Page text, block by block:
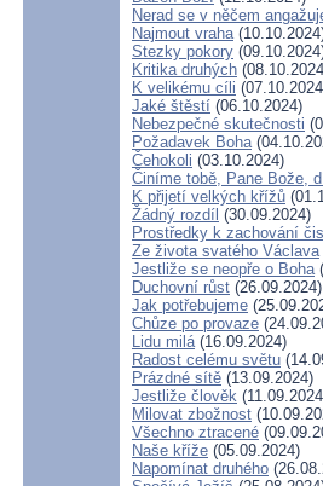
Nerad se v něčem
Najmout vraha
Stezky pokory
Kritika druhých
K velikému cíli
Jaké štěstí (06.10.2024)
Nebezpečné skutečnosti
Požadavek Boha
Čehokoli (03.10.2024)
Činíme tobě, Pane Bože,
K přijetí velkých křížů
Žádný rozdíl (30.09.2024)
Prostředky k zachování
Ze života svatého Václava
Jestliže se neopře o Boha
Duchovní růst (26.09.2024)
Jak potřebujeme
Chůze po provaze
Lidu milá(16.09.2024)
Radost celému světu
Prázdné sítě (13.09.2024)
Jestliže člověk
Milovat zbožnost
Všechno ztracené
Naše kříže (05.09.2024)
Napomínat druhého